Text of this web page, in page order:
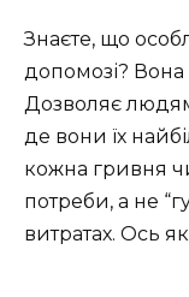
Знаєте, що
допомозі?
Дозволяє
де вони їх
кожна гривня
потреби, а не
витратах. Ось